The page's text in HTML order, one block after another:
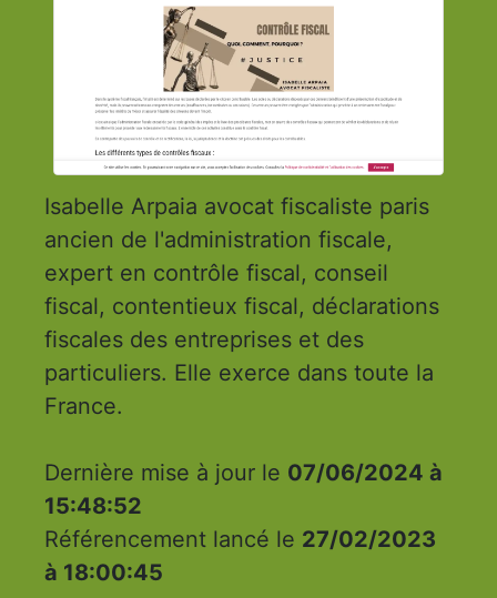
Isabelle Arpaia avocat fiscaliste paris
ancien de l'administration fiscale,
expert en contrôle fiscal, conseil
fiscal, contentieux fiscal, déclarations
fiscales des entreprises et des
particuliers. Elle exerce dans toute la
France.
Dernière mise à jour le 07/06/2024 à
15:48:52
Référencement lancé le 27/02/2023
à 18:00:45